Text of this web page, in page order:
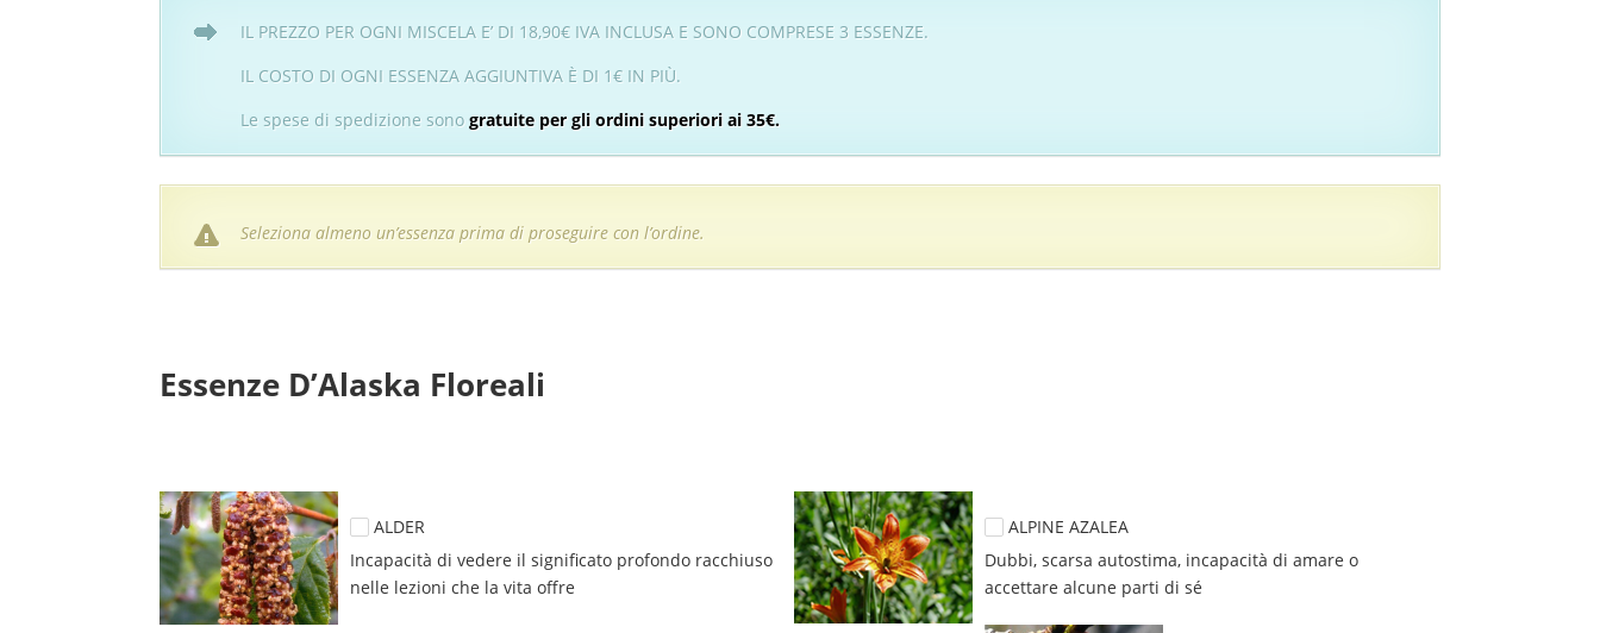
IL PREZZO PER OGNI MISCELA E’ DI 18,90€ IVA INCLUSA E SONO COMPRESE 3 ESSENZE.
IL COSTO DI OGNI ESSENZA AGGIUNTIVA È DI 1€ IN PIÙ.
Le spese di spedizione sonogratuite per gli ordini superiori ai 35€.
Seleziona almeno un’essenza prima di proseguire con l’ordine.
Essenze D’Alaska Floreali
ALDER
Incapacità di vedere il significato profondo racchiuso
nelle lezioni che la vita offre
ALPINE AZALEA
Dubbi, scarsa autostima, incapacità di amare o
accettare alcune parti di sé